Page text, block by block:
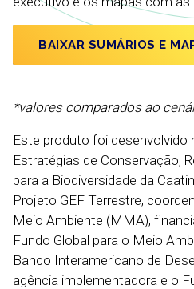
BAIXAR SUMÁRIOS E
*valores comparados ao
Este produto foi
Estratégias de Conservação,
para a Biodiversidade da
Projeto GEF Terrestre,
Meio Ambiente (MMA),
Fundo Global para o Meio
Banco Interamericano de
agência implementadora e o